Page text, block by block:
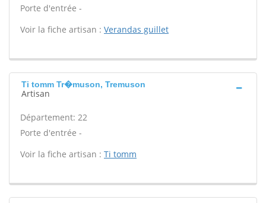
Porte d'entrée -
Voir la fiche artisan : Verandas guillet
Ti tomm Tr�muson, Tremuson
Artisan
Département: 22
Porte d'entrée -
Voir la fiche artisan : Ti tomm